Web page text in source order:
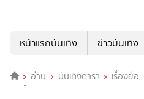
หน้าแรกบันเทิง
ข่าวบันเทิง
อ่าน บันเทิงดารา เรื่องย่อ
เจ้าเรือน